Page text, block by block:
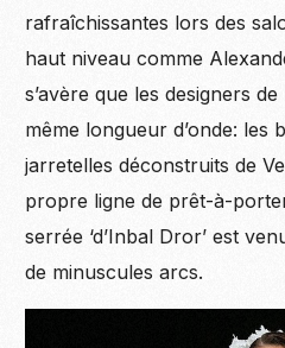
rafraîchissantes lors des
haut niveau comme
s’avère que les designers
même longueur d’onde: les
jarretelles déconstruits de
propre ligne de prêt-à-
serrée ‘d’Inbal Dror’ est
de minuscules arcs.